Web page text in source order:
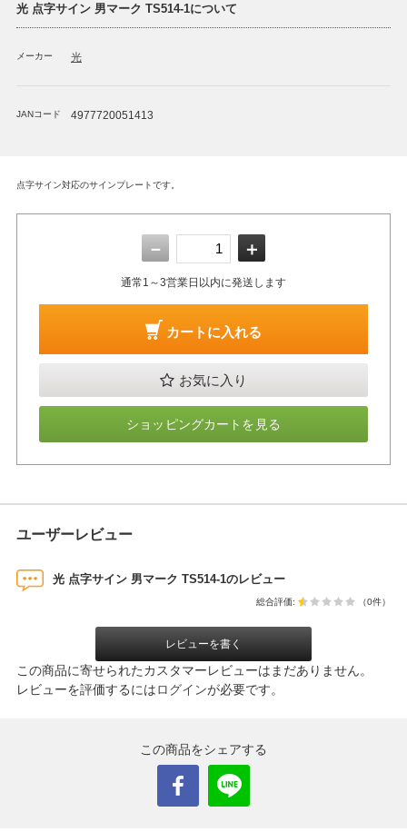
光 点字サイン 男マーク TS514-1について
メーカー 光
JANコード 4977720051413
点字サイン対応のサインプレートです。
－ ＋
通常1～3営業日以内に発送します
カートに入れる
お気に入り
ショッピングカートを見る
ユーザーレビュー
光 点字サイン 男マーク TS514-1のレビュー
総合評価: （0件）
レビューを書く
この商品に寄せられたカスタマーレビューはまだありません。
レビューを評価するにはログインが必要です。
この商品をシェアする